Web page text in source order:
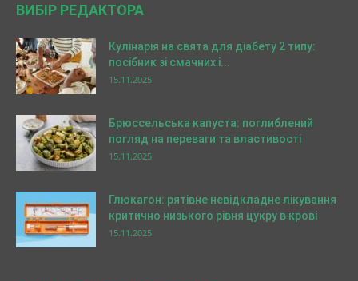
ВИБІР РЕДАКТОРА
Кулінарія на свята для діабету 2 типу:
посібник зі смачних і...
15.11.2025
Брюссельська капуста: поглиблений
погляд на переваги та властивості
15.11.2025
Глюкагон: рятівне невідкладне лікування
критично низького рівня цукру в крові
15.11.2025